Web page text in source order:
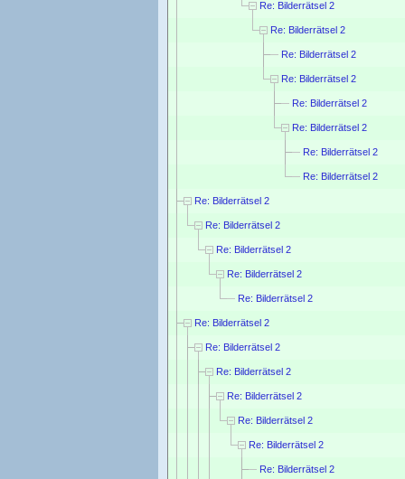
Re: Bilderrätsel 2
Re: Bilderrätsel 2
Re: Bilderrätsel 2
Re: Bilderrätsel 2
Re: Bilderrätsel 2
Re: Bilderrätsel 2
Re: Bilderrätsel 2
Re: Bilderrätsel 2
Re: Bilderrätsel 2
Re: Bilderrätsel 2
Re: Bilderrätsel 2
Re: Bilderrätsel 2
Re: Bilderrätsel 2
Re: Bilderrätsel 2
Re: Bilderrätsel 2
Re: Bilderrätsel 2
Re: Bilderrätsel 2
Re: Bilderrätsel 2
Re: Bilderrätsel 2
Re: Bilderrätsel 2